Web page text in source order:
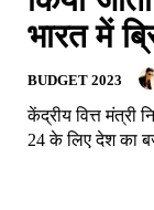
भारत में
BUDGET 2023
केंद्रीय वित्त मंत्री
24 के लिए देश का